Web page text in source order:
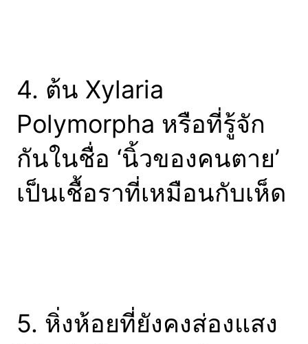
4. ต้น Xylaria
Polymorpha หรือที่รู้จัก
กันในชื่อ ‘นิ้วของคนตาย’
เป็นเชื้อราที่เหมือนกับเห็ด
5. หิ่งห้อยที่ยังคงส่องแสง